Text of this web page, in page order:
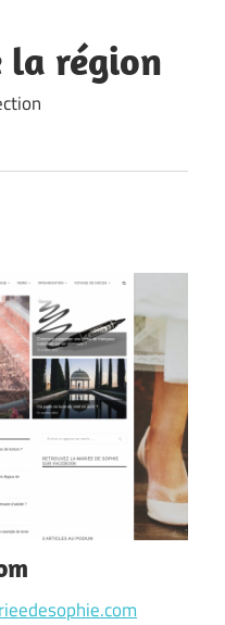
la région